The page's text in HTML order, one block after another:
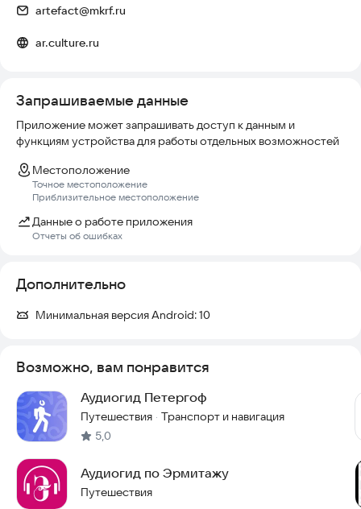
artefact@mkrf.ru
ar.culture.ru
Запрашиваемые данные
Приложение может запрашивать доступ к данным и
функциям устройства для работы отдельных возможностей
Местоположение
Точное местоположение
Приблизительное местоположение
Данные о работе приложения
Отчеты об ошибках
Дополнительно
Минимальная версия Android:10
Возможно, вам понравится
Аудиогид Петергоф
Путешествия · Транспорт и навигация
5,0
Аудиогид по Эрмитажу
Путешествия